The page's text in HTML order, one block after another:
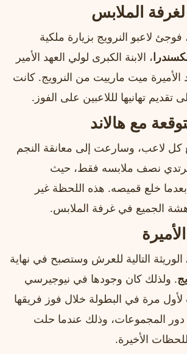
الملابس
فوجئ لاعبو النرويج بزيارة ملكية
، الابنة الكبرى لولي العهد الأمير
الأميرة ميت مارييت من النرويج. كانت
تقديم تهانيها لللاعبين على الفوز.
مع هالاند
كل لاعب، وسارعت إلى معانقة النجم
يرتدي نصف ملابسه فقط، حيث
بعدما خلع قميصه. هذه اللحظة غير
الجميع في غرفة الملابس.
الوريثة التالية للعرش وستصبح في نهاية
. ولذلك كان وجودها في نيوجيرسي
مرة في البطولة خلال فوز فريقها
المجموعات، وذلك عندما حلت
الأخيرة.